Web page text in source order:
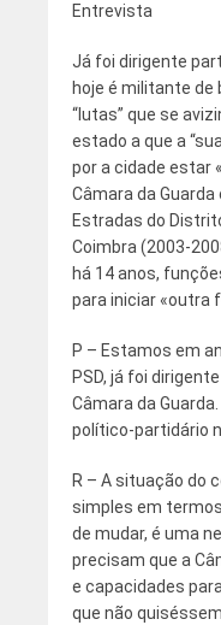
Entrevista
Já foi dirigente
hoje é militante de
“lutas” que se
estado a que a
por a cidade estar
Câmara da
Estradas do
Coimbra (2003-
há 14 anos,
para iniciar «outra
P – Estamos em
PSD, já foi
Câmara da
político-partidário
R – A situação do
simples em
de mudar, é uma
precisam que a
e capacidades
que não